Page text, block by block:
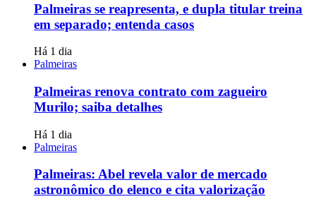
Palmeiras se reapresenta, e dupla titular treina
em separado; entenda casos
Há 1 dia
Palmeiras
Palmeiras renova contrato com zagueiro
Murilo; saiba detalhes
Há 1 dia
Palmeiras
Palmeiras: Abel revela valor de mercado
astronômico do elenco e cita valorização